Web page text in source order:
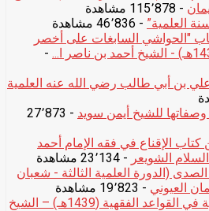
- 115٬878 مشاهدة
العلمية” - 46٬836 مشاهدة
"الحواشي السابغات على أخصر
-
علي بن أبي طالب رضي الله عنه العلمية
للشيخ أيمن سويد
- 27٬873
الإقناع في فقه الإمام أحمد
الشويعر - 23٬134 مشاهدة
(الدورة العلمية الثالثة - شعبان
- 19٬823 مشاهدة
شرح المنظومة السنية في القواعد الفقهية (1439هـ) – الشيخ